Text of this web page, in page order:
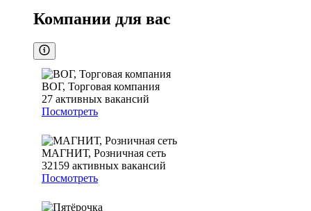
Компании для вас
ВОГ, Торговая компания
27 активных вакансий
Посмотреть
МАГНИТ, Розничная сеть
32159 активных вакансий
Посмотреть